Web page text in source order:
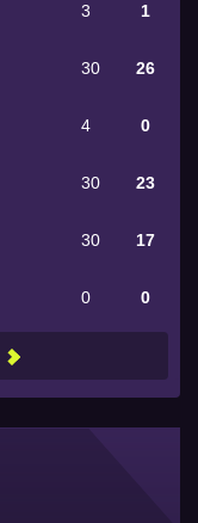
3 1
30 26
4 0
30 23
30 17
0 0